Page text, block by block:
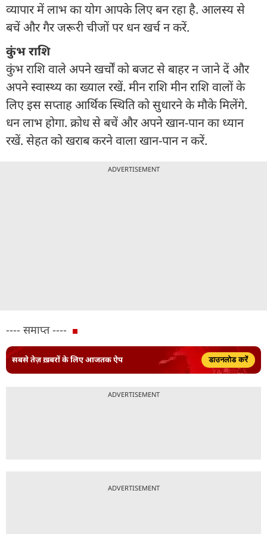
व्यापार में लाभ का योग आपके लिए बन रहा है. आलस्य से
बचें और गैर जरूरी चीजों पर धन खर्च न करें.
कुंभ राशि
कुंभ राशि वाले अपने खर्चों को बजट से बाहर न जाने दें और
अपने स्वास्थ्य का ख्याल रखें. मीन राशि मीन राशि वालों के
लिए इस सप्ताह आर्थिक स्थिति को सुधारने के मौके मिलेंगे.
धन लाभ होगा. क्रोध से बचें और अपने खान-पान का ध्यान
रखें. सेहत को खराब करने वाला खान-पान न करें.
ADVERTISEMENT
---- समाप्त ----
सबसे तेज़ ख़बरों के लिए आजतक ऐप डाउनलोड करें
ADVERTISEMENT
ADVERTISEMENT